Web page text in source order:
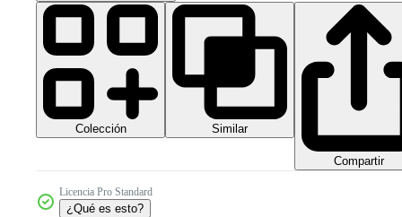
Colección Similar
Compartir
Licencia Pro Standard
¿Qué es esto?